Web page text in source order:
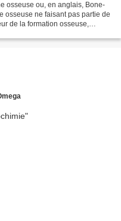
osseuse ou, en anglais, Bone-
osseuse ne faisant pas partie de
de la formation osseuse,